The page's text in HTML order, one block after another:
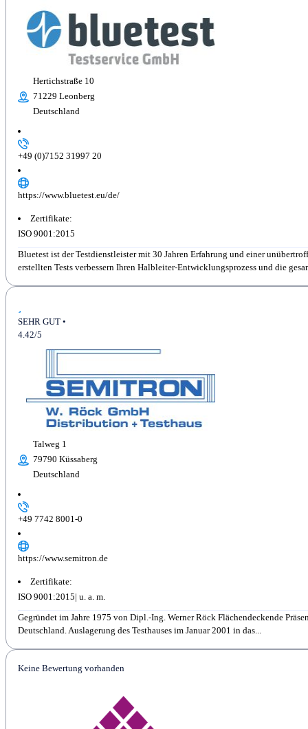
Hertichstraße 10
71229 Leonberg
Deutschland
+49 (0)7152 31997 20
https://www.bluetest.eu/de/
Zertifikate:
ISO 9001:2015
Bluetest ist der Testdienstleister mit 30 Jahren Erfahrung und einer
erstellten Tests verbessern Ihren Halbleiter-Entwicklungsprozess und die
Talweg 1
79790 Küssaberg
Deutschland
+49 7742 8001-0
https://www.semitron.de
Zertifikate:
ISO 9001:2015
Gegründet im Jahre 1975 von Dipl.-Ing. Werner Röck Flächendeckende
Deutschland. Auslagerung des Testhauses im Januar 2001 in das...
SEHR GUT •
4.42/5
Keine Bewertung vorhanden